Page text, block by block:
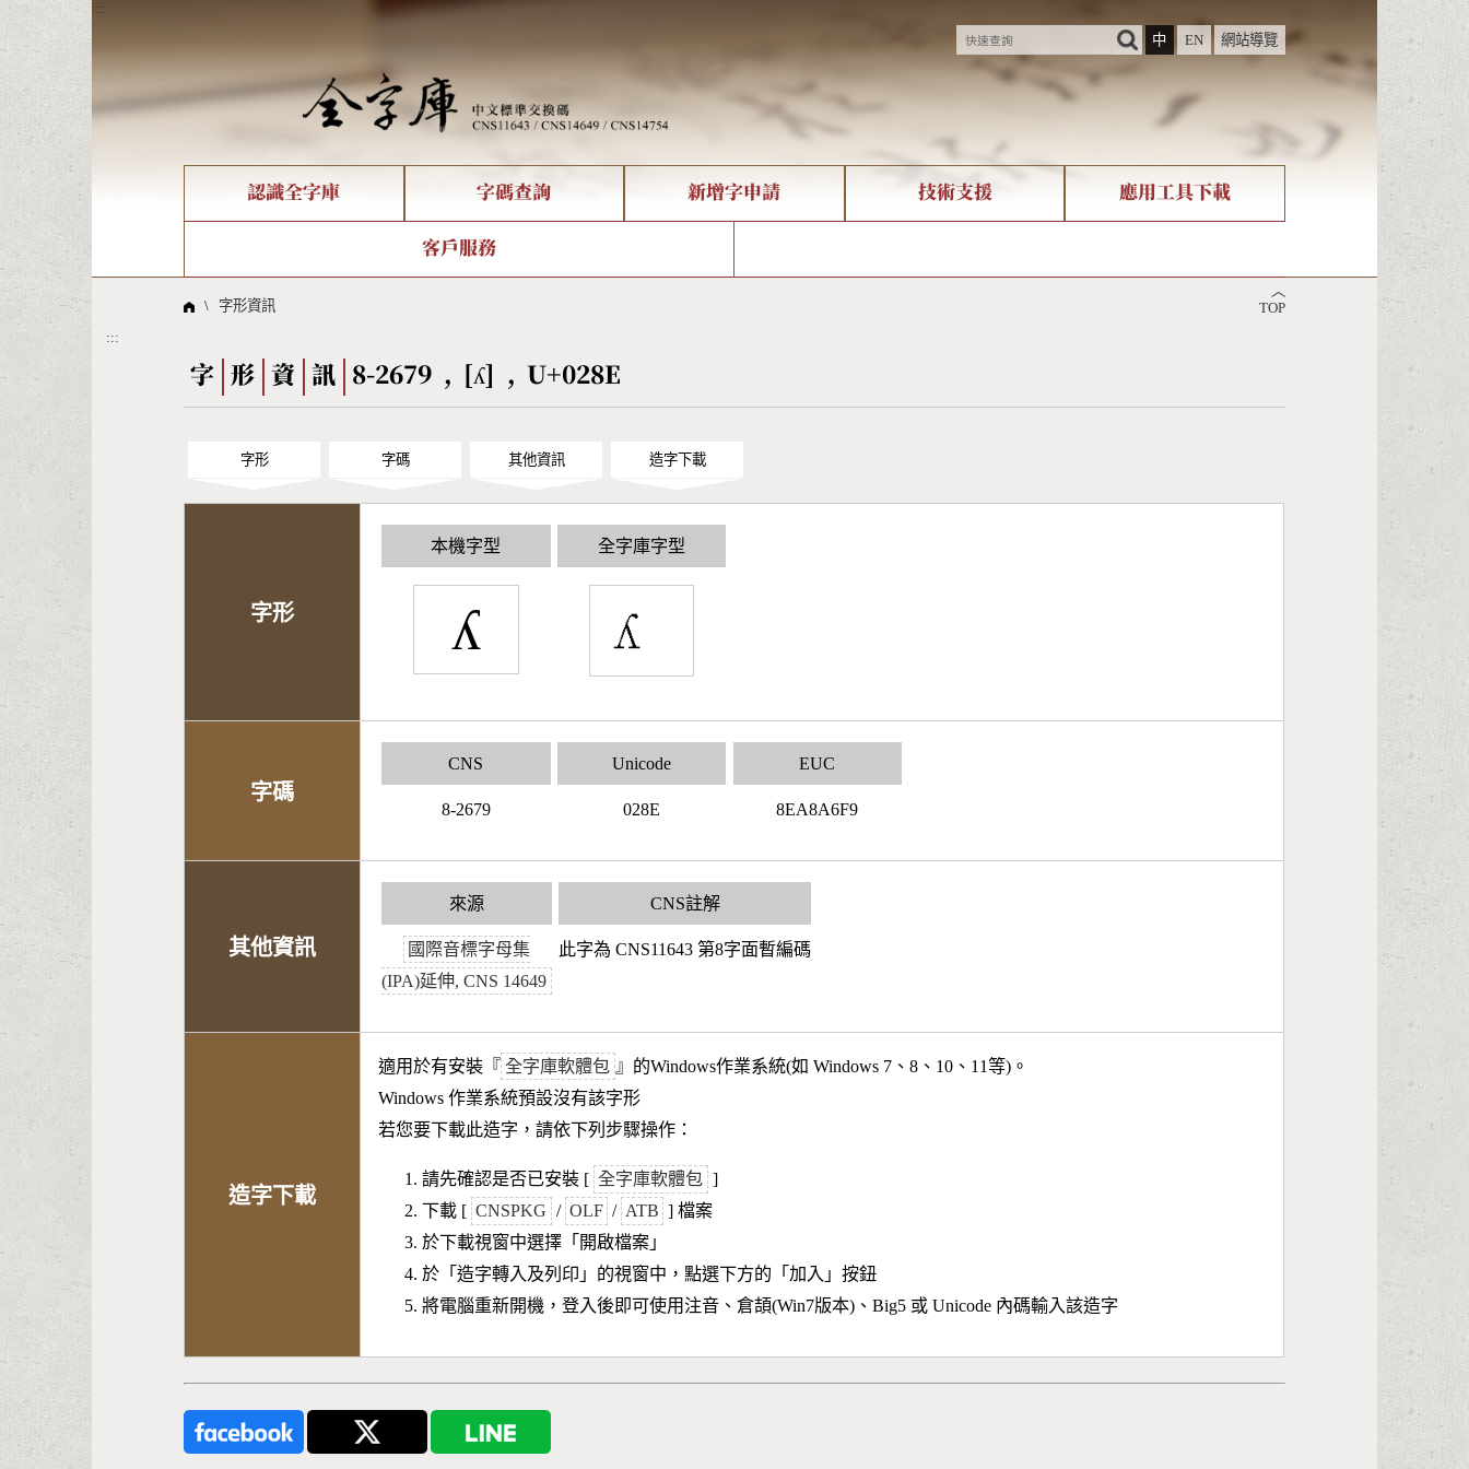
:::
中
EN 網站導覽
認識全字庫
全字庫現況
線上教學
字碼查詢
部件查詢
倉頡查詢
Big5查詢 拼音查詢
新增字申請 技術支援
造字解決方案
應用工具下載
字形下載
客戶服務
問題集
︿
TOP
\ 字形資訊
:::
字 形 資 訊 8-2679 , [ʎ] , U+028E
字形 字碼 其他資訊 造字下載
字形
本機字型
ʎ
全字庫字型
字碼
CNS
8-2679
Unicode
028E
EUC
8EA8A6F9
其他資訊
來源
國際音標字母集
(IPA)延伸, CNS 14649
CNS註解
此字為 CNS11643 第8字面暫編碼
造字下載
適用於有安裝『 全字庫軟體包 』的Windows作業系統(如 Windows 7、8、10、11等)。
Windows 作業系統預設沒有該字形
若您要下載此造字，請依下列步驟操作：
請先確認是否已安裝 [ 全字庫軟體包 ]
下載 [ CNSPKG / OLF / ATB ] 檔案
於下載視窗中選擇「開啟檔案」
於「造字轉入及列印」的視窗中，點選下方的「加入」按鈕
將電腦重新開機，登入後即可使用注音、倉頡(Win7版本)、Big5 或 Unicode 內碼輸入該造字